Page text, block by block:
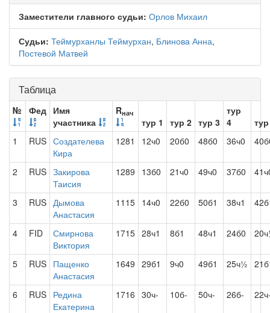
Заместители главного судьи: Орлов Михаил
Судьи: Теймурханлы Теймурхан, Блинова Анна,
Постевой Матвей
Таблица
№ Фед Имя
участника
Rнач
тур 1 тур 2 тур 3
тур
4
1
RUS Создателева
Кира
1281 12ч0 20б0 48б0 36ч0
2 RUS Закирова
Таисия
1289 13б0 21ч0 49ч0 37б0
3 RUS Дымова
Анастасия
1115 14ч0 22б0 50б1 38ч1
4 FID
Смирнова
Виктория
1715 28ч1 8б1 48ч1 24б0
5 RUS Пащенко
Анастасия
1649 29б1 9ч0 49б1 25ч½
6 RUS Редина
Екатерина
1716 30ч- 10б- 50ч- 26б-